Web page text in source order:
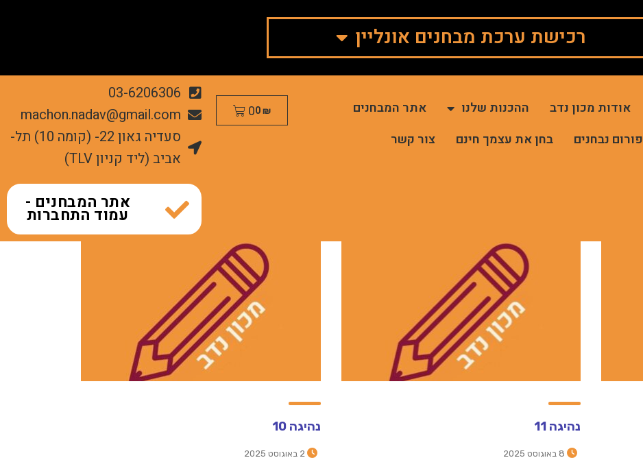
רכישת ערכת מבחנים אונליין
אודות מכון נדב ההכנות שלנו
אתר המבחנים
פורום נבחנים
בחן את עצמך חינם צור קשר
0₪
0
03-6206306
machon.nadav@gmail.com
סעדיה גאון 22- (קומה 10) תל-
אביב (ליד קניון TLV)
אתר המבחנים -
עמוד התחברות
נהיגה 11
8 באוגוסט 2025
נהיגה 10